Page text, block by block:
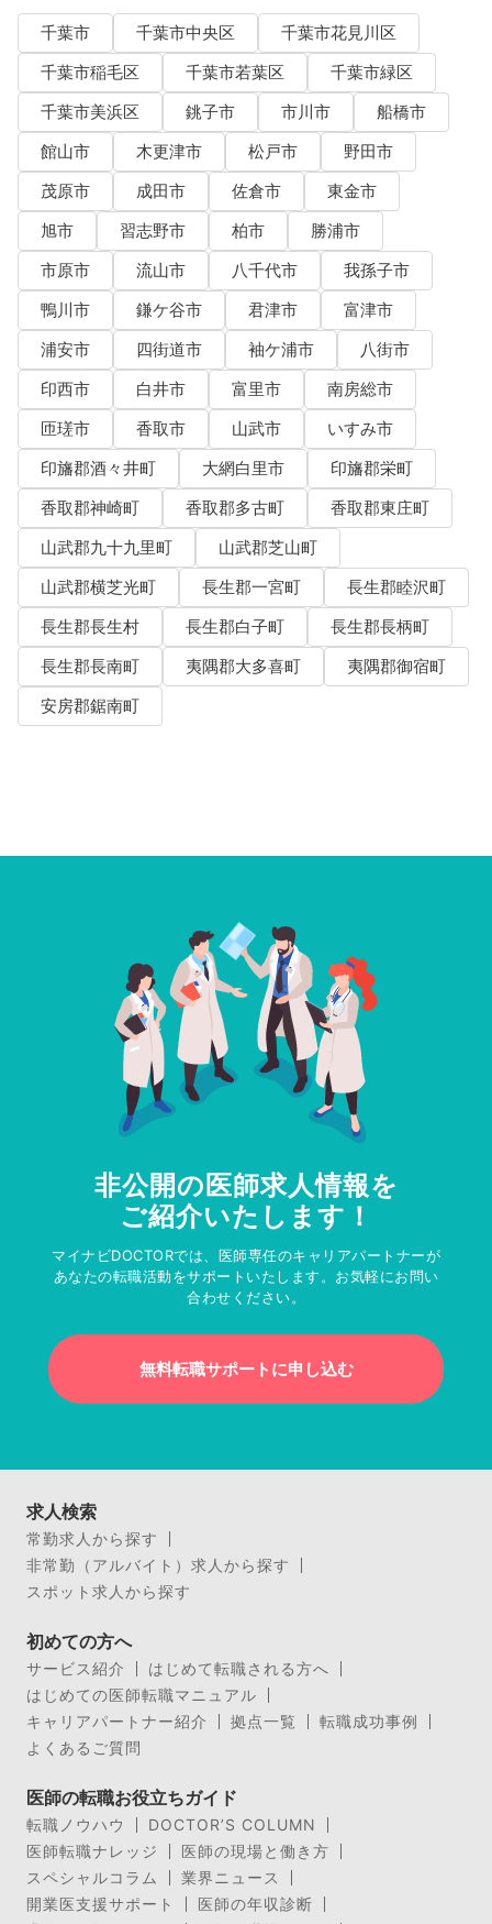
千葉市 千葉市中央区
千葉市花見川区
千葉市稲毛区
千葉市若葉区
千葉市緑区
千葉市美浜区
銚子市 市川市
船橋市
館山市
木更津市 松戸市
野田市
茂原市
成田市 佐倉市
東金市
旭市
習志野市 柏市
勝浦市
市原市
流山市 八千代市
我孫子市
鴨川市
鎌ケ谷市 君津市
富津市
浦安市
四街道市 袖ケ浦市
八街市
印西市
白井市 富里市
南房総市
匝瑳市
香取市 山武市
いすみ市
印旛郡酒々井町
大網白里市
印旛郡栄町
香取郡神崎町
香取郡多古町
香取郡東庄町
山武郡九十九里町
山武郡芝山町
山武郡横芝光町
長生郡一宮町
長生郡睦沢町
長生郡長生村
長生郡白子町
長生郡長柄町
長生郡長南町
夷隅郡大多喜町
夷隅郡御宿町
安房郡鋸南町
非公開の医師求人情報を
ご紹介いたします！
マイナビDOCTORでは、医師専任のキャリアパートナーが
あなたの転職活動をサポートいたします。お気軽にお問い
合わせください。
無料転職サポートに申し込む
求人検索
常勤求人から探す
非常勤（アルバイト）求人から探す
スポット求人から探す
初めての方へ
サービス紹介
はじめて転職される方へ
はじめての医師転職マニュアル
キャリアパートナー紹介
拠点一覧
転職成功事例
よくあるご質問
医師の転職お役立ちガイド
転職ノウハウ
DOCTOR’S COLUMN
医師転職ナレッジ
医師の現場と働き方
スペシャルコラム
業界ニュース
開業医支援サポート
医師の年収診断